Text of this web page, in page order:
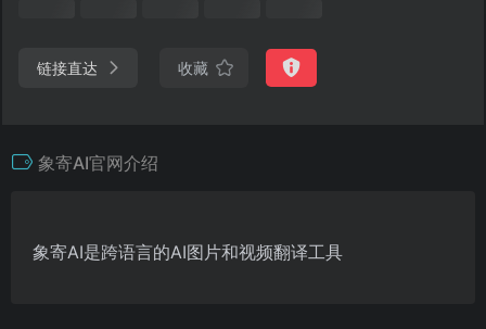
链接直达 收藏
象寄AI官网介绍
象寄AI是跨语言的AI图片和视频翻译工具